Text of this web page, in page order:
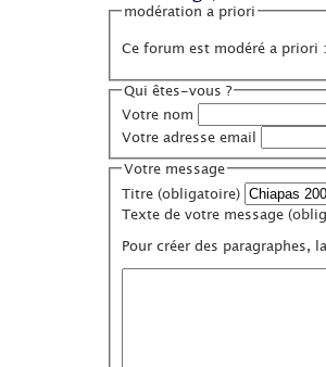
modération a priori
Ce forum est modéré a priori
Qui êtes-vous ?
Votre nom
Votre adresse email
Votre message
Titre (obligatoire)
Texte de votre message
Pour créer des paragraphes,